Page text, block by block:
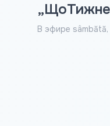
В эфире